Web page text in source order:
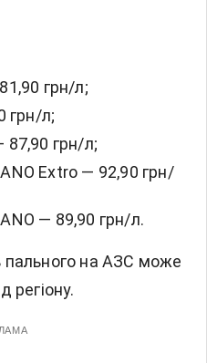
грн/л;
грн/л;
87,90 грн/л;
Extro — 92,90 грн/
— 89,90 грн/л.
пального на АЗС може
регіону.